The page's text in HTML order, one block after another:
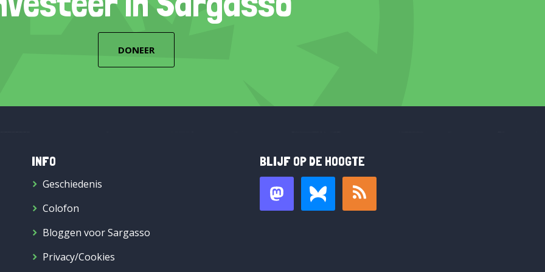
DONEER
INFO
Geschiedenis
Colofon
Bloggen voor Sargasso
Privacy/Cookies
BLIJF OP DE HOOGTE